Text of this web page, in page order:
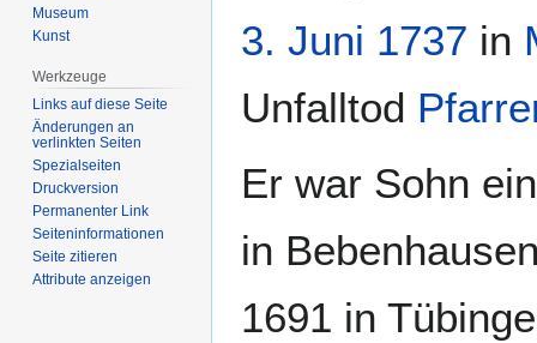
3. Juni 1737 in
Unfalltod
Er war Sohn
in
1691 in
Museum
Kunst
Werkzeuge
Links auf diese Seite
Änderungen an
verlinkten Seiten
Spezialseiten
Druckversion
Permanenter Link
Seiten­­informationen
Seite zitieren
Attribute anzeigen